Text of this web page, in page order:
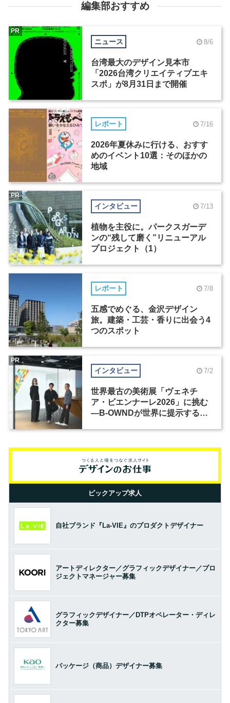
編集部おすすめ
ニュース 8/6
台湾最大のデザイン見本市
「2026台湾クリエイティブエキ
スポ」が8月31日まで開催
PR
レポート 7/16
2026年夏休みに行ける、おすす
めのイベント10選：そのほかの
地域
インタビュー 7/13
植物を主役に。パークスガーデ
ンの“残して磨く”リニューアル
プロジェクト（1）
PR
レポート 7/8
五感でめぐる、金沢デザイン
旅。建築・工芸・香りに出会う4
つのスポット
インタビュー 7/2
世界最古の美術展「ヴェネチ
ア・ビエンナーレ2026」に挑む
―B-OWNDが世界に提示する美
PR
ピックアップ求人
自社ブランド『La-VIE』のプロダクトデザイナー
アートディレクター／グラフィックデザイナー／プロ
ジェクトマネージャー募集
グラフィックデザイナー／DTPオペレーター・ディレ
クター募集
パッケージ（商品）デザイナー募集